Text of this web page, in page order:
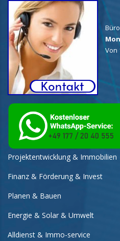
Von
Projektentwicklung & Immobilien
Finanz & Förderung & Invest
Planen & Bauen
Energie & Solar & Umwelt
Alldienst & Immo-service